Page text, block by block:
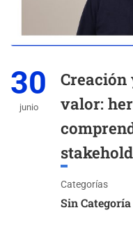
30
junio
valor:
Categorías
Sin Categoría